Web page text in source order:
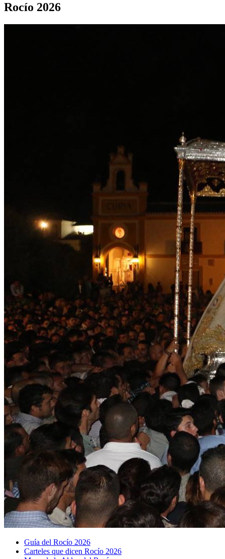
Rocío 2026
Guía del Rocío 2026
Carteles que dicen Rocío 2026